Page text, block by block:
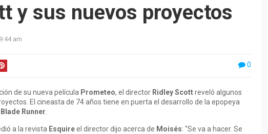
y sus nuevos proyectos
am
0
de su nueva película Prometeo, el director Ridley Scottreveló algunos
El cineasta de 74 años tiene en puerta el desarrollo de la epopeya
Blade Runner
a la revista Esquireel director dijo acerca de Moisés: “Se va a hacer. Se